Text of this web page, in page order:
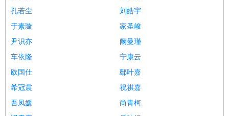
孔若尘
刘皓宇
于素璇
家圣峻
尹识亦
阚曼瑾
车依隆
宁康云
欧国仕
鄢叶嘉
希冠震
祝祺嘉
吾凤媛
尚青柯